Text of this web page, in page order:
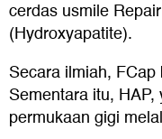
cerdas usmile
(Hydroxyapatite).
Secara ilmiah,
Sementara itu,
permukaan gigi